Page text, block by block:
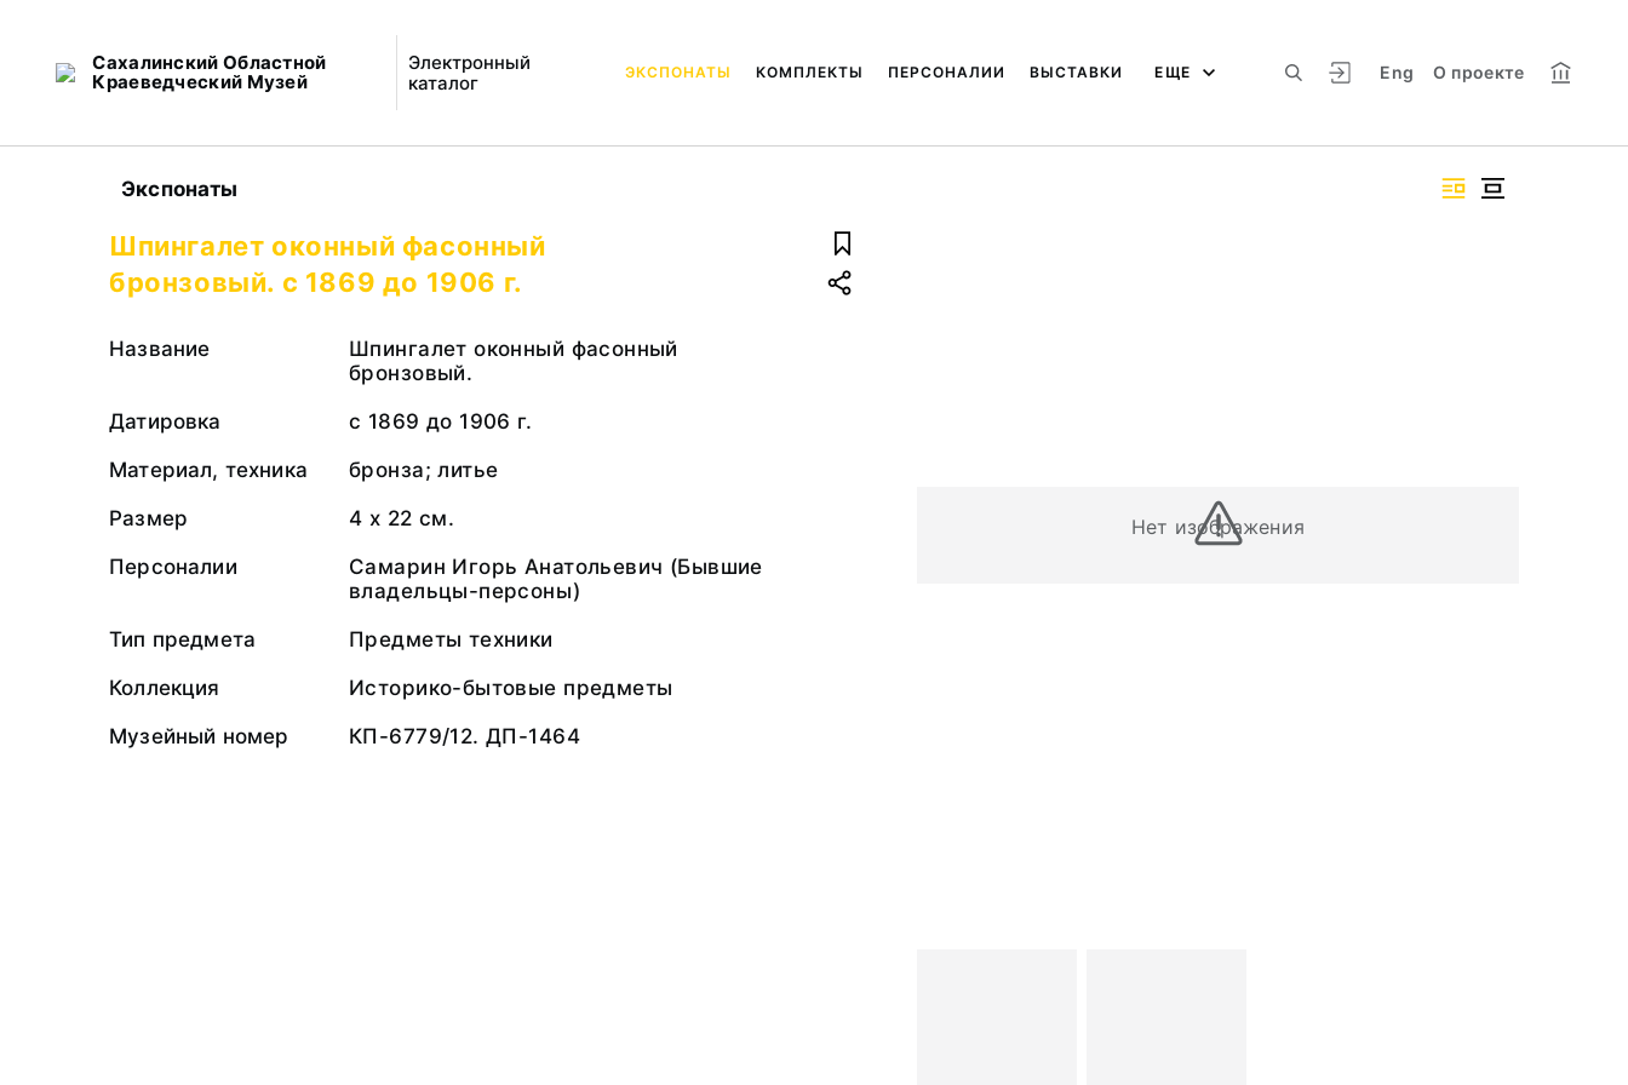
Сахалинский Областной
Краеведческий Музей
Электронный
каталог
Eng О проекте
ЭКСПОНАТЫ КОМПЛЕКТЫ ПЕРСОНАЛИИ ВЫСТАВКИ ЕЩЕ
Экспонаты
Нет изображения
Шпингалет оконный фасонный
бронзовый. c 1869 до 1906 г.
Название
Шпингалет оконный фасонный
бронзовый.
Датировка
c 1869 до 1906 г.
Материал, техника
бронза; литье
Размер
4 х 22 см.
Персоналии
Самарин Игорь Анатольевич (Бывшие
владельцы-персоны)
Тип предмета
Предметы техники
Коллекция
Историко-бытовые предметы
Музейный номер
КП-6779/12. ДП-1464